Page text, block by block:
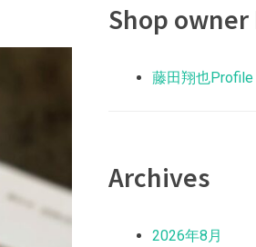
Shop
藤田翔也Profile
Archives
2026年8月